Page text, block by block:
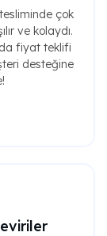
çok
ve kolaydı.
fiyat teklifi
desteğine